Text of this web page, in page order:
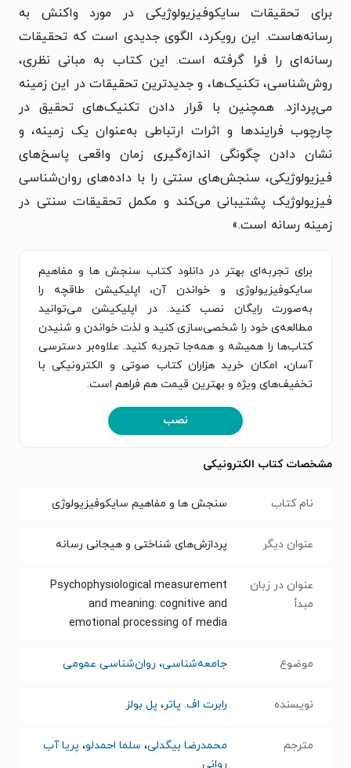
برای تحقیقات سایکوفیزیولوژیکی در مورد واکنش به
رسانه‌هاست. این رویکرد، الگوی جدیدی است که تحقیقات
رسانه‌ای را فرا گرفته است. این کتاب به مبانی نظری،
روش‌شناسی، تکنیک‌ها، و جدیدترین تحقیقات در این زمینه
می‌پردازد. همچنین با قرار دادن تکنیک‌های تحقیق در
چارچوب فرایندها و اثرات ارتباطی به‌عنوان یک زمینه، و
نشان دادن چگونگی اندازه‌گیری زمان واقعی پاسخ‌های
فیزیولوژیکی، سنجش‌های سنتی را با داده‌های روان‌شناسی
فیزیولوژیک پشتیبانی می‌کند و مکمل تحقیقات سنتی در
زمینه رسانه است.»
برای تجربه‌ای بهتر در دانلود کتاب سنجش ها و مفاهیم
سایکوفیزیولوژی و خواندن آن، اپلیکیشن طاقچه را
به‌صورت رایگان نصب کنید. در اپلیکیشن می‌توانید
مطالعه‌ی خود را شخصی‌سازی کنید و لذت خواندن و شنیدن
کتاب‌ها را همیشه و همه‌جا تجربه کنید. علاوه‌بر دسترسی
آسان، امکان خرید هزاران کتاب صوتی و الکترونیکی با
تخفیف‌های ویژه و بهترین قیمت هم فراهم است.
نصب
مشخصات کتاب الکترونیکی
نام کتاب سنجش ها و مفاهیم سایکوفیزیولوژی
عنوان دیگر پردازش‌های شناختی و هیجانی رسانه
عنوان در زبان
مبدأ
Psychophysiological measurement
and meaning: cognitive and
emotional processing of media
موضوع جامعه‌شناسی، روان‌شناسی عمومی
نویسنده رابرت اف. پاتر، پل بولز
مترجم محمد‌رضا بیگدلی، سلما احمد‌لو، پریا آب
روانی